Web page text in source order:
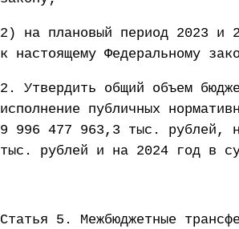
2) на плановый период 2023 и
к настоящему Федеральному
2. Утвердить общий объем
исполнение публичных
9 996 477 963,3 тыс. рублей,
тыс. рублей и на 2024 год в
Статья 5. Межбюджетные